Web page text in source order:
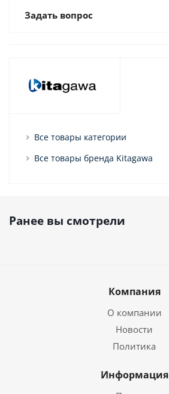
Задать вопрос
Все товары категории
Все товары бренда Kitagawa
Ранее вы смотрели
Компания
О компании
Новости
Политика
Информация